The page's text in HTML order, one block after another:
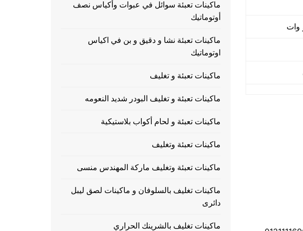
ماكينات تعبئة سوائل في عبوات وأكياس نصف
أوتوماتيك
ماكينات تعبئة نشا و دقيق و بن في اكياس
اوتوماتيك
ماكينات تعبئة و تغليف
ماكينات تعبئة و تغليف البودر شديد النعومه
ماكينات تعبئة و لحام أكواب بلاستيكية
ماكينات تعبئة وتغليف
ماكينات تعبئة وتغليف ماركة المهندس منسى
ماكينات تغليف بالسلوفان و ماكينات لصق ليبل
دائرى
ماكينات تغليف بالشرينك الحراري